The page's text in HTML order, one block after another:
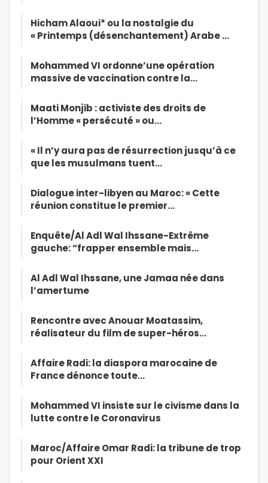
Hicham Alaoui* ou la nostalgie du
« Printemps (désenchantement) Arabe …
Mohammed VI ordonne’une opération
massive de vaccination contre la…
Maati Monjib : activiste des droits de
l’Homme « persécuté » ou…
« Il n’y aura pas de résurrection jusqu’à ce
que les musulmans tuent…
Dialogue inter-libyen au Maroc: « Cette
réunion constitue le premier…
Enquête/Al Adl Wal Ihssane-Extrême
gauche: “frapper ensemble mais…
Al Adl Wal Ihssane, une Jamaa née dans
l’amertume
Rencontre avec Anouar Moatassim,
réalisateur du film de super-héros…
Affaire Radi: la diaspora marocaine de
France dénonce toute…
Mohammed VI insiste sur le civisme dans la
lutte contre le Coronavirus
Maroc/Affaire Omar Radi: la tribune de trop
pour Orient XXI